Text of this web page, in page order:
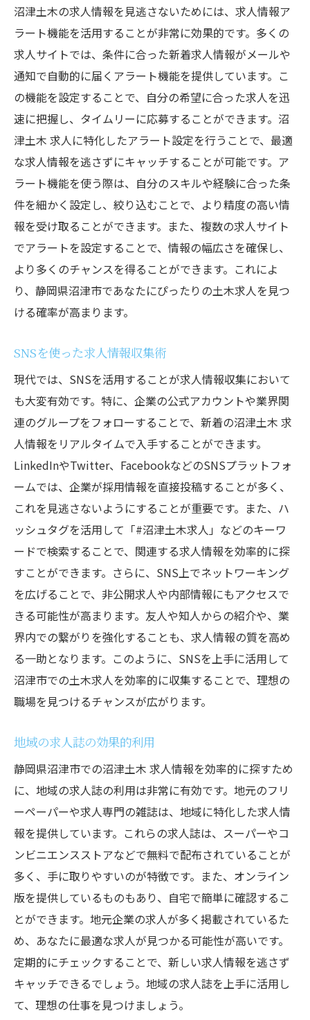
沼津土木の求人情報を見逃さないためには、求人情報ア
ラート機能を活用することが非常に効果的です。多くの
求人サイトでは、条件に合った新着求人情報がメールや
通知で自動的に届くアラート機能を提供しています。こ
の機能を設定することで、自分の希望に合った求人を迅
速に把握し、タイムリーに応募することができます。沼
津土木 求人に特化したアラート設定を行うことで、最適
な求人情報を逃さずにキャッチすることが可能です。ア
ラート機能を使う際は、自分のスキルや経験に合った条
件を細かく設定し、絞り込むことで、より精度の高い情
報を受け取ることができます。また、複数の求人サイト
でアラートを設定することで、情報の幅広さを確保し、
より多くのチャンスを得ることができます。これによ
り、静岡県沼津市であなたにぴったりの土木求人を見つ
ける確率が高まります。
SNSを使った求人情報収集術
現代では、SNSを活用することが求人情報収集において
も大変有効です。特に、企業の公式アカウントや業界関
連のグループをフォローすることで、新着の沼津土木 求
人情報をリアルタイムで入手することができます。
LinkedInやTwitter、FacebookなどのSNSプラットフォ
ームでは、企業が採用情報を直接投稿することが多く、
これを見逃さないようにすることが重要です。また、ハ
ッシュタグを活用して「#沼津土木求人」などのキーワ
ードで検索することで、関連する求人情報を効率的に探
すことができます。さらに、SNS上でネットワーキング
を広げることで、非公開求人や内部情報にもアクセスで
きる可能性が高まります。友人や知人からの紹介や、業
界内での繋がりを強化することも、求人情報の質を高め
る一助となります。このように、SNSを上手に活用して
沼津市での土木求人を効率的に収集することで、理想の
職場を見つけるチャンスが広がります。
地域の求人誌の効果的利用
静岡県沼津市での沼津土木 求人情報を効率的に探すため
に、地域の求人誌の利用は非常に有効です。地元のフリ
ーペーパーや求人専門の雑誌は、地域に特化した求人情
報を提供しています。これらの求人誌は、スーパーやコ
ンビニエンスストアなどで無料で配布されていることが
多く、手に取りやすいのが特徴です。また、オンライン
版を提供しているものもあり、自宅で簡単に確認するこ
とができます。地元企業の求人が多く掲載されているた
め、あなたに最適な求人が見つかる可能性が高いです。
定期的にチェックすることで、新しい求人情報を逃さず
キャッチできるでしょう。地域の求人誌を上手に活用し
て、理想の仕事を見つけましょう。